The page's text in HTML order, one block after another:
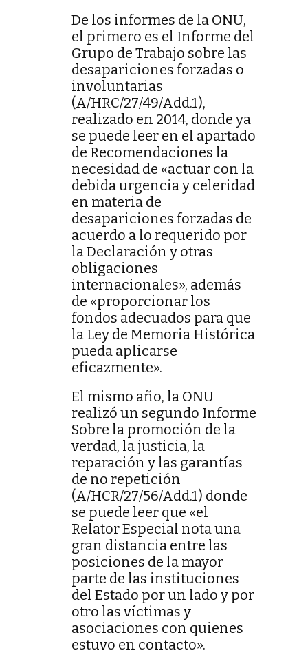
De los informes de la ONU,
el primero es el Informe del
Grupo de Trabajo sobre las
desapariciones forzadas o
involuntarias
(A/HRC/27/49/Add.1),
realizado en 2014, donde ya
se puede leer en el apartado
de Recomendaciones la
necesidad de «actuar con la
debida urgencia y celeridad
en materia de
desapariciones forzadas de
acuerdo a lo requerido por
la Declaración y otras
obligaciones
internacionales», además
de «proporcionar los
fondos adecuados para que
la Ley de Memoria Histórica
pueda aplicarse
eficazmente».
El mismo año, la ONU
realizó un segundo Informe
Sobre la promoción de la
verdad, la justicia, la
reparación y las garantías
de no repetición
(A/HCR/27/56/Add.1) donde
se puede leer que «el
Relator Especial nota una
gran distancia entre las
posiciones de la mayor
parte de las instituciones
del Estado por un lado y por
otro las víctimas y
asociaciones con quienes
estuvo en contacto».